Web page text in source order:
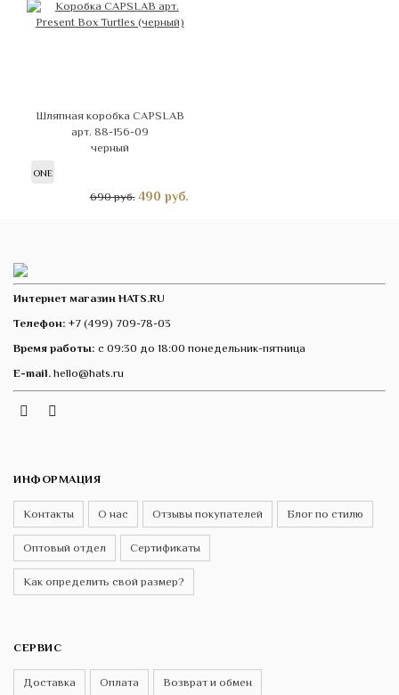
Шляпная коробка CAPSLAB
арт. 88-156-09
черный
ONE
690 руб. 490 руб.
Интернет магазин HATS.RU
Телефон: +7 (499) 709-78-03
Время работы: с 09:30 до 18:00 понедельник-пятница
E-mail. hello@hats.ru
Instagram
ИНФОРМАЦИЯ
Контакты О нас Отзывы покупателей Блог по стилю
Оптовый отдел Сертификаты
Как определить свой размер?
СЕРВИС
Доставка Оплата Возврат и обмен